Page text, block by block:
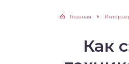
Главная
Как